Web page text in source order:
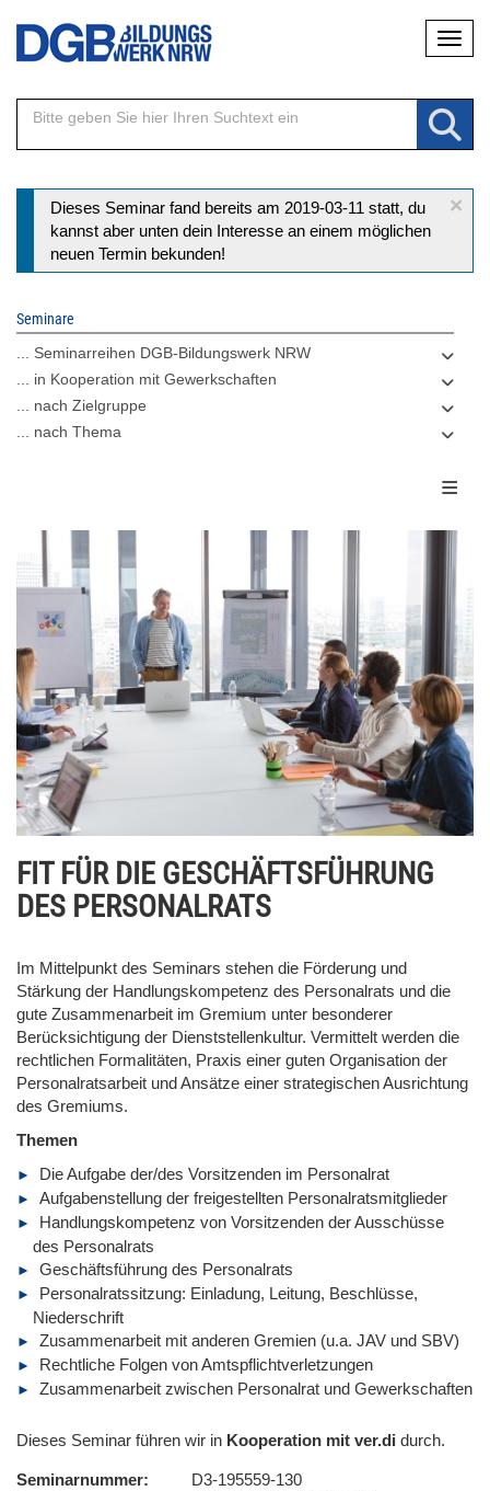
Direkt
Inhalt
×
Statusmeldung
Dieses Seminar fand bereits am 2019-03-11 statt, du
kannst aber unten dein Interesse an einem möglichen
neuen Termin bekunden!
Seminare
... Seminarreihen DGB-Bildungswerk NRW
... in Kooperation mit Gewerkschaften
... nach Zielgruppe
... nach Thema
FIT FÜR DIE GESCHÄFTSFÜHRUNG
DES PERSONALRATS
Im Mittelpunkt des Seminars stehen die Förderung und
Stärkung der Handlungskompetenz des Personalrats und die
gute Zusammenarbeit im Gremium unter besonderer
Berücksichtigung der Dienststellenkultur. Vermittelt werden die
rechtlichen Formalitäten, Praxis einer guten Organisation der
Personalratsarbeit und Ansätze einer strategischen Ausrichtung
des Gremiums.
Themen
Die Aufgabe der/des Vorsitzenden im Personalrat
Aufgabenstellung der freigestellten Personalratsmitglieder
Handlungskompetenz von Vorsitzenden der Ausschüsse
des Personalrats
Geschäftsführung des Personalrats
Personalratssitzung: Einladung, Leitung, Beschlüsse,
Niederschrift
Zusammenarbeit mit anderen Gremien (u.a. JAV und SBV)
Rechtliche Folgen von Amtspflichtverletzungen
Zusammenarbeit zwischen Personalrat und Gewerkschaften
Dieses Seminar führen wir in Kooperation mit ver.di durch.
Seminarnummer
D3-195559-130